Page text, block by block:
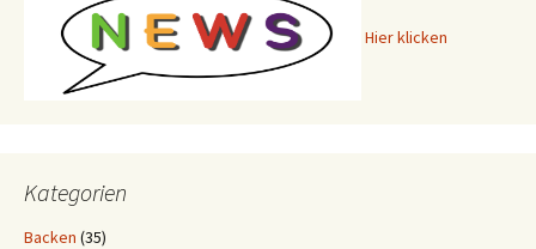
Hier klicken
Kategorien
Backen (35)